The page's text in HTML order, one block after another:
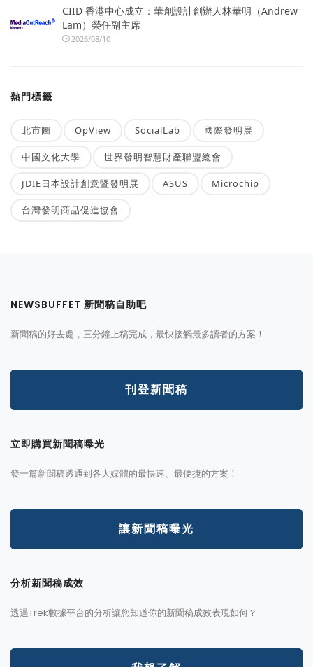
CIID 香港中心成立：華創設計創辦人林華明（Andrew
Lam）榮任副主席
2026/08/10
熱門標籤
北市圖 OpView SocialLab 國際發明展
中國文化大學 世界發明智慧財產聯盟總會
JDIE日本設計創意暨發明展 ASUS Microchip
台灣發明商品促進協會
NEWSBUFFET 新聞稿自助吧
新聞稿的好去處，三分鐘上稿完成，最快接觸最多讀者的方案！
刊登新聞稿
立即購買新聞稿曝光
發一篇新聞稿透通到各大媒體的最快速、最便捷的方案！
讓新聞稿曝光
分析新聞稿成效
透過Trek數據平台的分析讓您知道你的新聞稿成效表現如何？